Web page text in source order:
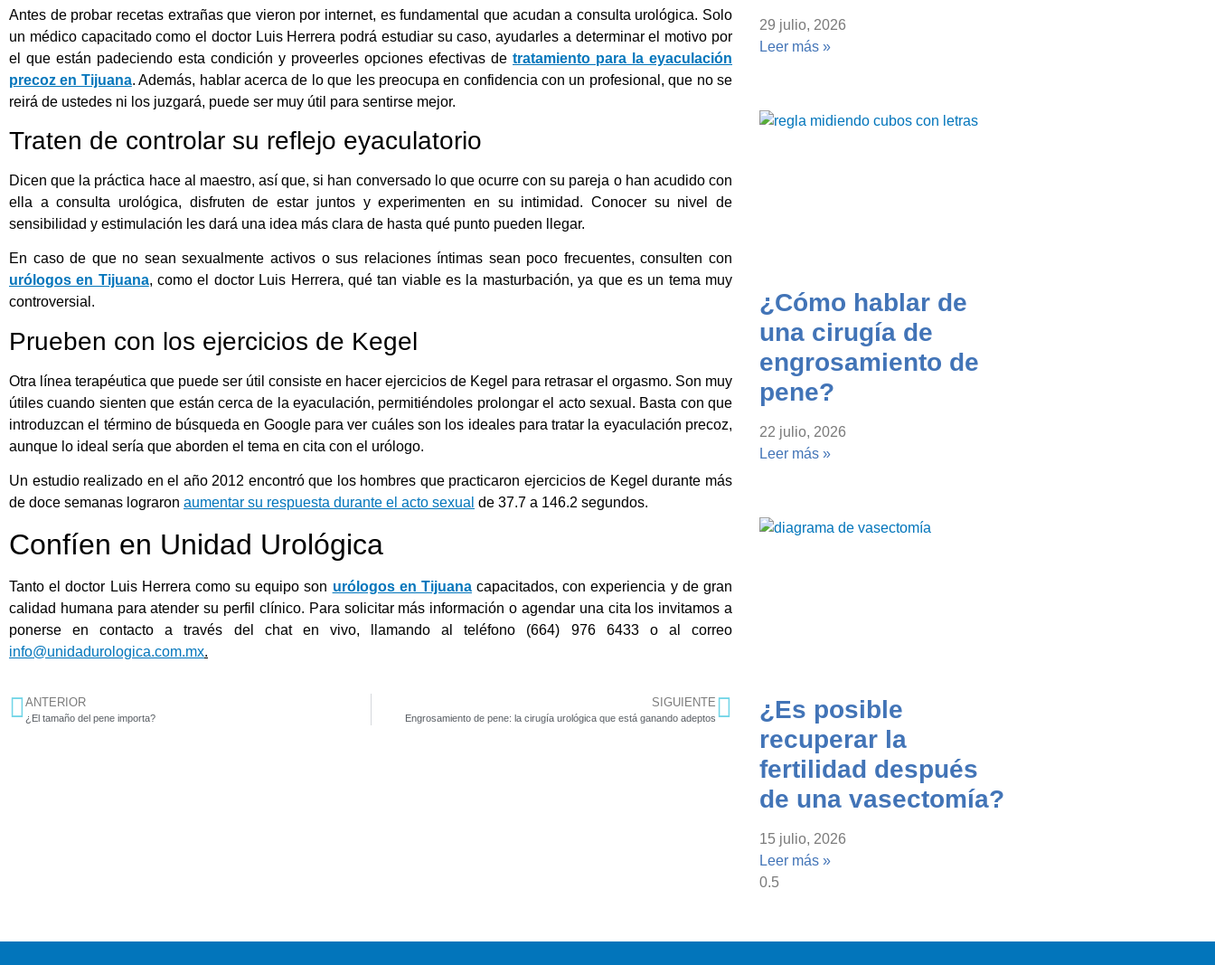
Antes de probar recetas extrañas que vieron por internet, es fundamental que acudan a consulta urológica. Solo
un médico capacitado como el doctor Luis Herrera podrá estudiar su caso, ayudarles a determinar el motivo por
el que están padeciendo esta condición y proveerles opciones efectivas de tratamiento para la eyaculación
precoz en Tijuana. Además, hablar acerca de lo que les preocupa en confidencia con un profesional, que no se
reirá de ustedes ni los juzgará, puede ser muy útil para sentirse mejor.
Traten de controlar su reflejo eyaculatorio
Dicen que la práctica hace al maestro, así que, si han conversado lo que ocurre con su pareja o han acudido con
ella a consulta urológica, disfruten de estar juntos y experimenten en su intimidad. Conocer su nivel de
sensibilidad y estimulación les dará una idea más clara de hasta qué punto pueden llegar.
En caso de que no sean sexualmente activos o sus relaciones íntimas sean poco frecuentes, consulten con
urólogos en Tijuana, como el doctor Luis Herrera, qué tan viable es la masturbación, ya que es un tema muy
controversial.
Prueben con los ejercicios de Kegel
Otra línea terapéutica que puede ser útil consiste en hacer ejercicios de Kegel para retrasar el orgasmo. Son muy
útiles cuando sienten que están cerca de la eyaculación, permitiéndoles prolongar el acto sexual. Basta con que
introduzcan el término de búsqueda en Google para ver cuáles son los ideales para tratar la eyaculación precoz,
aunque lo ideal sería que aborden el tema en cita con el urólogo.
Un estudio realizado en el año 2012 encontró que los hombres que practicaron ejercicios de Kegel durante más
de doce semanas lograron aumentar su respuesta durante el acto sexual de 37.7 a 146.2 segundos.
Confíen en Unidad Urológica
Tanto el doctor Luis Herrera como su equipo son urólogos en Tijuanacapacitados, con experiencia y de gran
calidad humana para atender su perfil clínico. Para solicitar más información o agendar una cita los invitamos a
ponerse en contacto a través del chat en vivo, llamando al teléfono (664) 976 6433 o al correo
info@unidadurologica.com.mx.
ANTERIOR
¿El tamaño del pene importa?
SIGUIENTE
Engrosamiento de pene: la cirugía urológica que está ganando adeptos
29 julio, 2026
Leer más »
¿Cómo hablar de
una cirugía de
engrosamiento de
pene?
22 julio, 2026
Leer más »
¿Es posible
recuperar la
fertilidad después
de una vasectomía?
15 julio, 2026
Leer más »